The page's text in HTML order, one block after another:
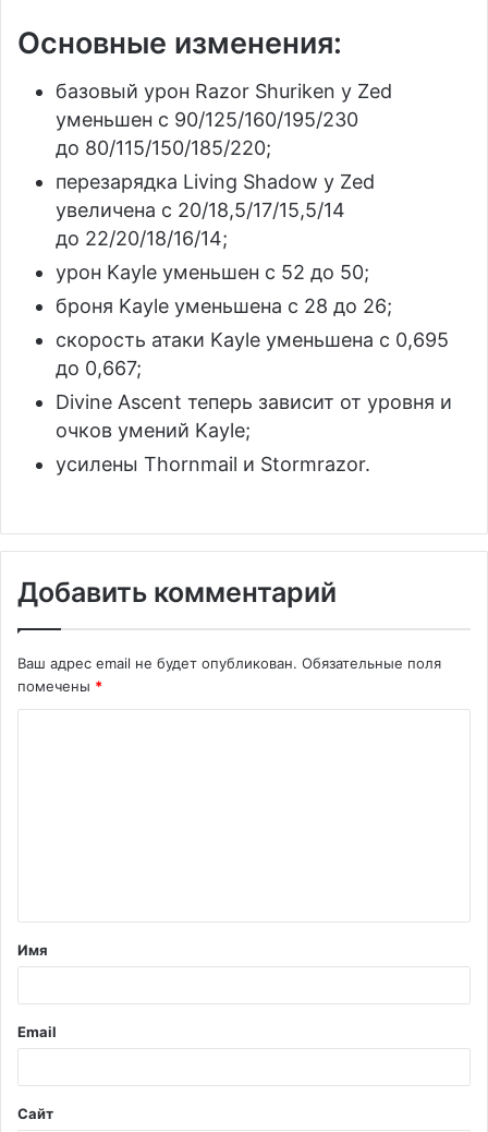
Основные изменения:
базовый урон Razor Shuriken у Zed
уменьшен с 90/125/160/195/230
до 80/115/150/185/220;
перезарядка Living Shadow у Zed
увеличена с 20/18,5/17/15,5/14
до 22/20/18/16/14;
урон Kayle уменьшен с 52 до 50;
броня Kayle уменьшена с 28 до 26;
скорость атаки Kayle уменьшена с 0,695
до 0,667;
Divine Ascent теперь зависит от уровня и
очков умений Kayle;
усилены Thornmail и Stormrazor.
Добавить комментарий
Ваш адрес email не будет опубликован. Обязательные поля
помечены *
т
а
й
*
Имя
Email
Сайт